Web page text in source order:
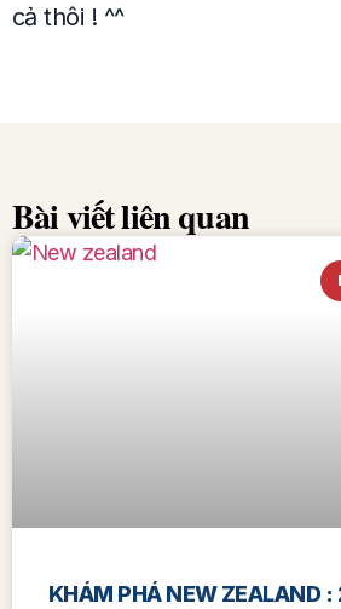
cả thôi ! ^^
Bài viết liên quan
KHÁM PHÁ NEW ZEALAND :